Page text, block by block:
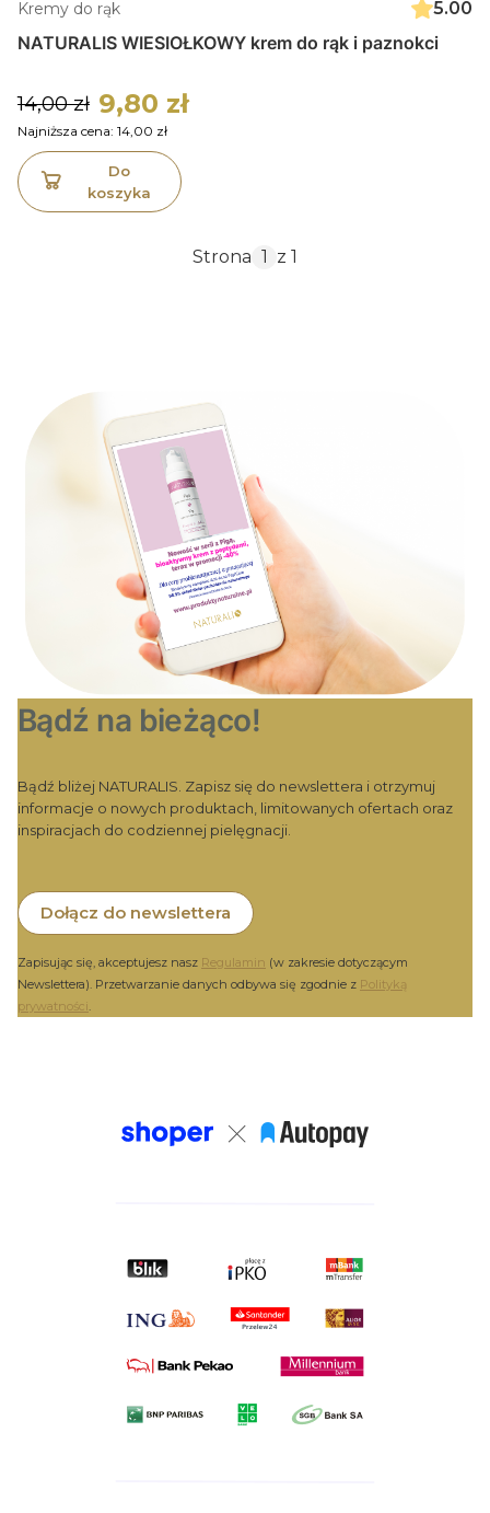
Kremy do rąk 5.00
NATURALIS WIESIOŁKOWY krem do rąk i paznokci
14,00 zł 9,80 zł
Najniższa cena: 14,00 zł
Do
koszyka
Strona z 1
Bądź na bieżąco!
Bądź bliżej NATURALIS. Zapisz się do newslettera i otrzymuj
informacje o nowych produktach, limitowanych ofertach oraz
inspiracjach do codziennej pielęgnacji.
Dołącz do newslettera
Zapisując się, akceptujesz nasz Regulamin (w zakresie dotyczącym
Newslettera). Przetwarzanie danych odbywa się zgodnie z Polityką
prywatności.